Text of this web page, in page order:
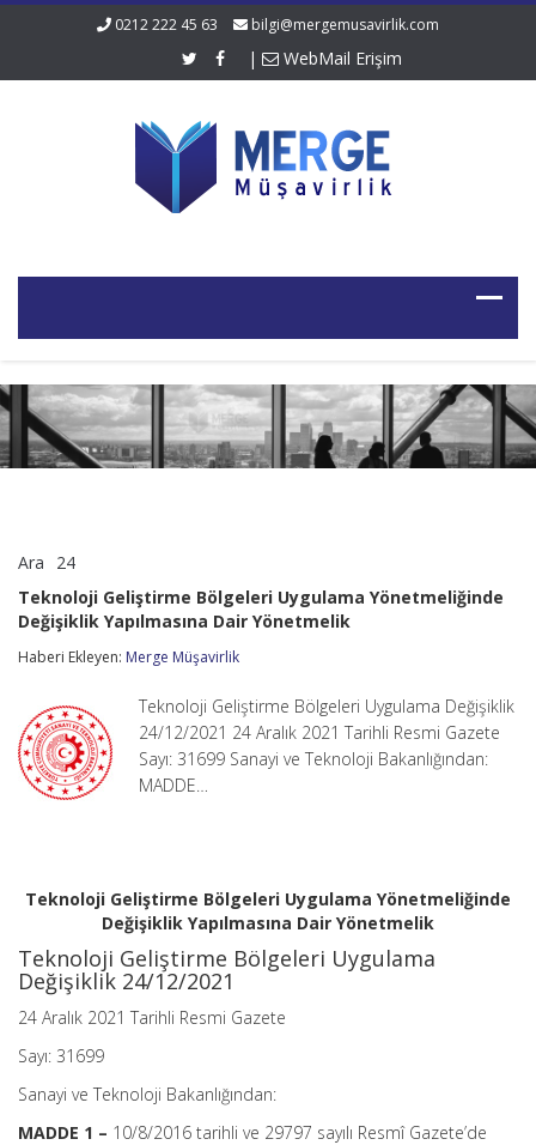
0212 222 45 63 bilgi@mergemusavirlik.com
| WebMail Erişim
Ara 24
Bölgeleri
Uygulama
Değişiklik
Yönetmelik
için
Teknoloji Geliştirme Bölgeleri Uygulama Yönetmeliğinde
Değişiklik Yapılmasına Dair Yönetmelik
Haberi Ekleyen: Merge Müşavirlik
Teknoloji Geliştirme Bölgeleri Uygulama Değişiklik
24/12/2021 24 Aralık 2021 Tarihli Resmi Gazete
Sayı: 31699 Sanayi ve Teknoloji Bakanlığından:
MADDE…
Teknoloji Geliştirme Bölgeleri Uygulama Yönetmeliğinde
Değişiklik Yapılmasına Dair Yönetmelik
Teknoloji Geliştirme Bölgeleri Uygulama
Değişiklik 24/12/2021
24 Aralık 2021 Tarihli Resmi Gazete
Sayı: 31699
Sanayi ve Teknoloji Bakanlığından:
MADDE 1 – 10/8/2016 tarihli ve 29797 sayılı Resmî Gazete’de